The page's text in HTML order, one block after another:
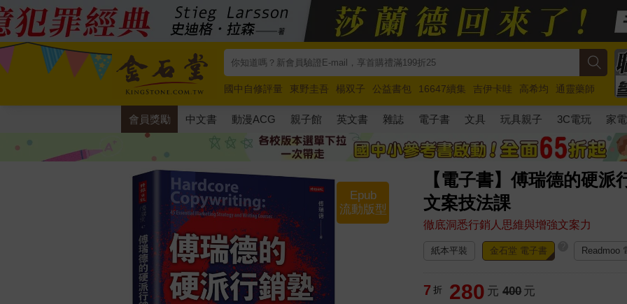
國中自修評量 東野圭吾 楊双子 公益書包 16647續集 吉伊卡哇 高希均
通靈藥師
唯紅花綻放
奧德賽 路邊攤新作 馬斯克 玩具總動員5 超慢跑
會員獎勵 中文書 動漫ACG 親子館 英文書 雜誌 電子書 文具 玩具親子 3C電玩 家電
【電子書】傅瑞德的硬
文案技法課
徹底洞悉行銷人思維與增強文案力
Epub
流動版型
紙本平裝 金石堂 電子書 Readmoo
7 折 280 元 400 元